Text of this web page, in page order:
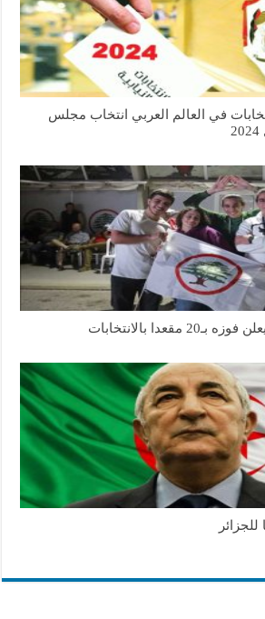
في العالم العربي انتخاب مجلس
بالانتخابات